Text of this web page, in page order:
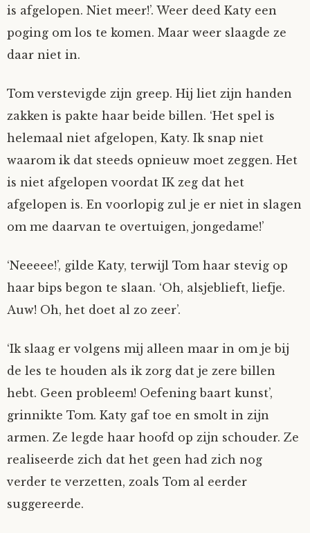
is afgelopen. Niet meer!’. Weer deed Katy een
poging om los te komen. Maar weer slaagde ze
daar niet in.
Tom verstevigde zijn greep. Hij liet zijn handen
zakken is pakte haar beide billen. ‘Het spel is
helemaal niet afgelopen, Katy. Ik snap niet
waarom ik dat steeds opnieuw moet zeggen. Het
is niet afgelopen voordat IK zeg dat het
afgelopen is. En voorlopig zul je er niet in slagen
om me daarvan te overtuigen, jongedame!’
‘Neeeee!’, gilde Katy, terwijl Tom haar stevig op
haar bips begon te slaan. ‘Oh, alsjeblieft, liefje.
Auw! Oh, het doet al zo zeer’.
‘Ik slaag er volgens mij alleen maar in om je bij
de les te houden als ik zorg dat je zere billen
hebt. Geen probleem! Oefening baart kunst’,
grinnikte Tom. Katy gaf toe en smolt in zijn
armen. Ze legde haar hoofd op zijn schouder. Ze
realiseerde zich dat het geen had zich nog
verder te verzetten, zoals Tom al eerder
suggereerde.